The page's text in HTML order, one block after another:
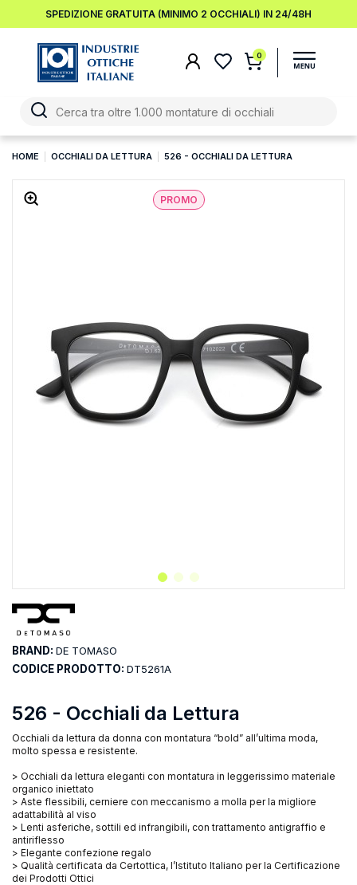
SPEDIZIONE GRATUITA (MINIMO 2 OCCHIALI) IN 24/48H
0
HOME OCCHIALI DA LETTURA 526 - OCCHIALI DA LETTURA
PROMO
526 - Occhiali da Lettura
Occhiali da lettura da donna con montatura “bold” all’ultima moda,
molto spessa e resistente.
> Occhiali da lettura eleganti con montatura in leggerissimo materiale
organico iniettato
> Aste flessibili, cerniere con meccanismo a molla per la migliore
adattabilità al viso
> Lenti asferiche, sottili ed infrangibili, con trattamento antigraffio e
antiriflesso
> Elegante confezione regalo
> Qualità certificata da Certottica, l’Istituto Italiano per la Certificazione
dei Prodotti Ottici
BRAND: DE TOMASO
CODICE PRODOTTO: DT5261A